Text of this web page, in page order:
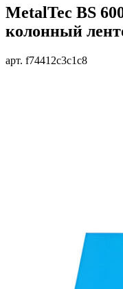
MetalTec BS
колонный
арт. f74412c3c1c8